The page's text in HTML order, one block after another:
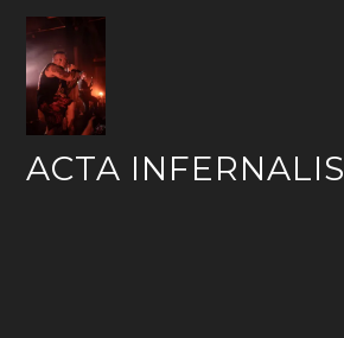
Skip
content
ACTA INFERNALIS